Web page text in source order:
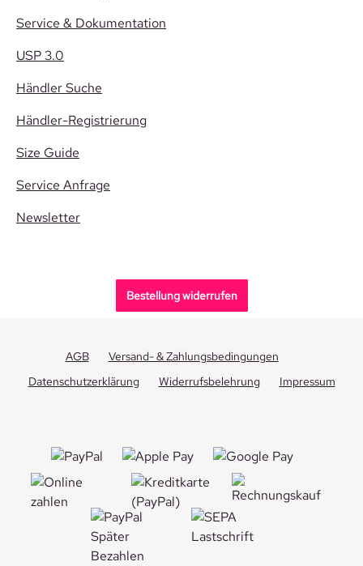
Service & Dokumentation
USP 3.0
Händler Suche
Händler-Registrierung
Size Guide
Service Anfrage
Newsletter
Bestellung widerrufen
AGB
Versand- & Zahlungsbedingungen
Datenschutzerklärung
Widerrufsbelehrung Impressum